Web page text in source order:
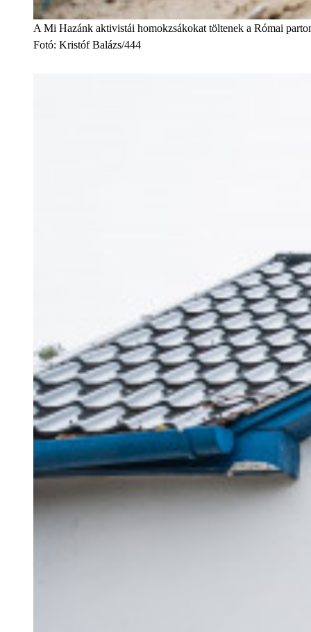
A Mi Hazánk aktivistái homokzsákokat töltenek a Római
Fotó: Kristóf Balázs/444